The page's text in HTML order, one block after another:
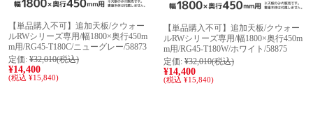
【単品購入不可】追加天板/クウォー
ルRWシリーズ専用/幅1800×奥行450m
m用/RG45-T180C/ニューグレー/58873
定価: ¥32,010(税込)
¥14,400
(税込 ¥15,840)
【単品購入不可】追加天板/クウォー
ルRWシリーズ専用/幅1800×奥行450m
m用/RG45-T180W/ホワイト/58875
定価: ¥32,010(税込)
¥14,400
(税込 ¥15,840)